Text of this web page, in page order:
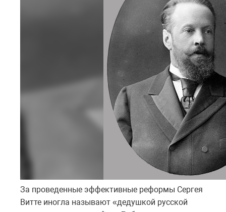
За проведенные эффективные реформы Сергея
Витте иногла называют «дедушкой русской